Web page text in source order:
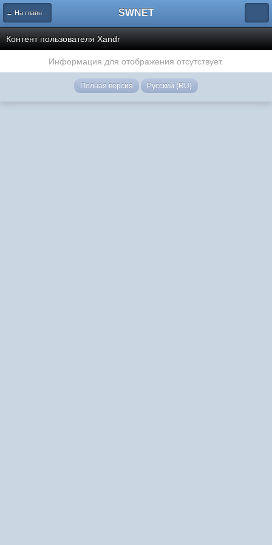
← На главную страницу SWNET
Контент пользователя Xandr
Информация для отображения отсутствует.
Полная версия Русский (RU)